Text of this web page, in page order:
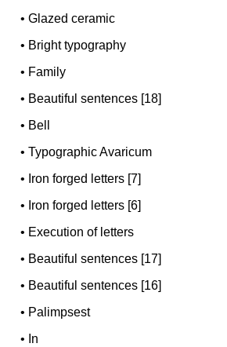
•Glazed ceramic
• Bright typography
• Family
• Beautiful sentences [18]
• Bell
•Typographic Avaricum
• Iron forged letters [7]
• Iron forged letters [6]
• Execution of letters
• Beautiful sentences [17]
• Beautiful sentences [16]
• Palimpsest
• In